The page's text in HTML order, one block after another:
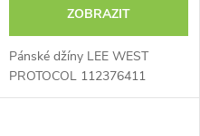
ZOBRAZIT
Pánské džíny LEE WEST
PROTOCOL 112376411